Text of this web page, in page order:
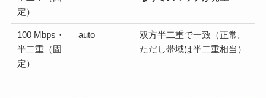
定）
100 Mbps・
半二重（固
定）
auto
双方半二重で一致（正常。
ただし帯域は半二重相当）